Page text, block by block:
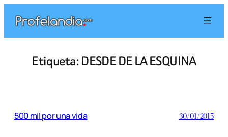
contenido
Etiqueta:DESDE DE LA ESQUINA
500 mil por una vida 30/01/2015